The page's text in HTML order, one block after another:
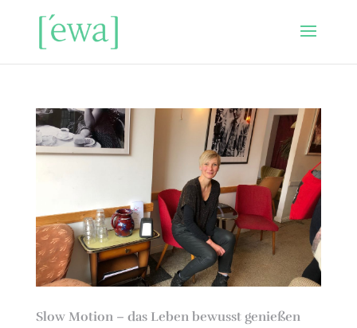
Slow Motion – das Leben bewusst genießen